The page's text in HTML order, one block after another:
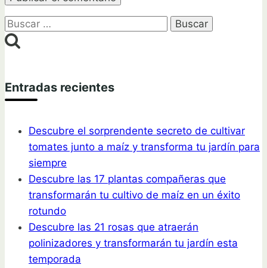
Buscar:
Entradas recientes
Descubre el sorprendente secreto de cultivar
tomates junto a maíz y transforma tu jardín para
siempre
Descubre las 17 plantas compañeras que
transformarán tu cultivo de maíz en un éxito
rotundo
Descubre las 21 rosas que atraerán
polinizadores y transformarán tu jardín esta
temporada